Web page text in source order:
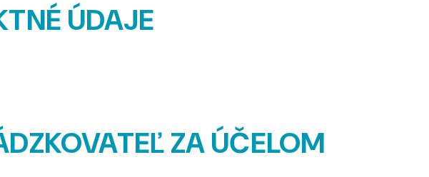
ÚDAJE
ZA ÚČELOM